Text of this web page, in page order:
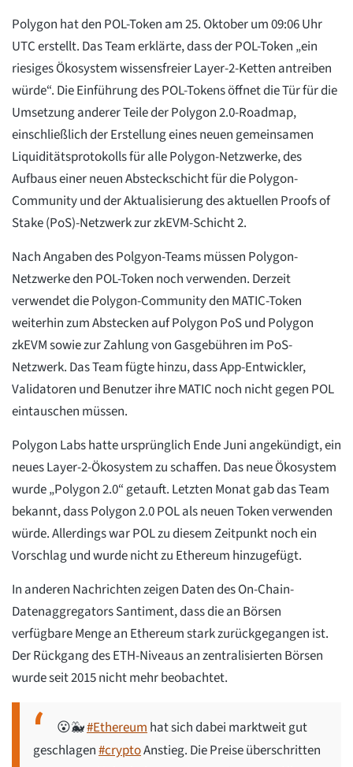
Polygon hat den POL-Token am 25. Oktober um 09:06 Uhr
UTC erstellt. Das Team erklärte, dass der POL-Token „ein
riesiges Ökosystem wissensfreier Layer-2-Ketten antreiben
würde“. Die Einführung des POL-Tokens öffnet die Tür für die
Umsetzung anderer Teile der Polygon 2.0-Roadmap,
einschließlich der Erstellung eines neuen gemeinsamen
Liquiditätsprotokolls für alle Polygon-Netzwerke, des
Aufbaus einer neuen Absteckschicht für die Polygon-
Community und der Aktualisierung des aktuellen Proofs of
Stake (PoS)-Netzwerk zur zkEVM-Schicht 2.
Nach Angaben des Polgyon-Teams müssen Polygon-
Netzwerke den POL-Token noch verwenden. Derzeit
verwendet die Polygon-Community den MATIC-Token
weiterhin zum Abstecken auf Polygon PoS und Polygon
zkEVM sowie zur Zahlung von Gasgebühren im PoS-
Netzwerk. Das Team fügte hinzu, dass App-Entwickler,
Validatoren und Benutzer ihre MATIC noch nicht gegen POL
eintauschen müssen.
Polygon Labs hatte ursprünglich Ende Juni angekündigt, ein
neues Layer-2-Ökosystem zu schaffen. Das neue Ökosystem
wurde „Polygon 2.0“ getauft. Letzten Monat gab das Team
bekannt, dass Polygon 2.0 POL als neuen Token verwenden
würde. Allerdings war POL zu diesem Zeitpunkt noch ein
Vorschlag und wurde nicht zu Ethereum hinzugefügt.
In anderen Nachrichten zeigen Daten des On-Chain-
Datenaggregators Santiment, dass die an Börsen
verfügbare Menge an Ethereum stark zurückgegangen ist.
Der Rückgang des ETH-Niveaus an zentralisierten Börsen
wurde seit 2015 nicht mehr beobachtet.
😮🐳#Ethereumhat sich dabei marktweit gut
geschlagen#cryptoAnstieg. Die Preise überschritten